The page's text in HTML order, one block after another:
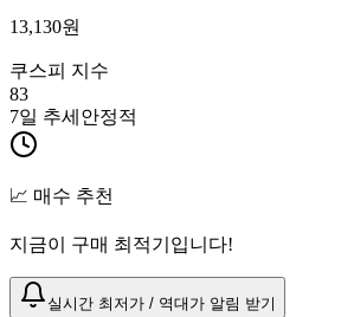
13,130원
쿠스피 지수
83
7일 추세 안정적
📈 매수 추천
지금이 구매 최적기입니다!
실시간 최저가 / 역대가 알림 받기